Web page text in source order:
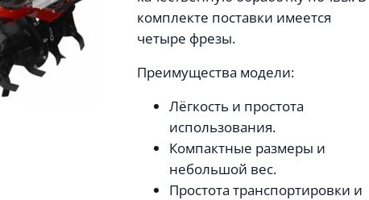
комплекте поставки имеется
четыре фрезы.
Преимущества модели:
Лёгкость и простота
использования.
Компактные размеры и
небольшой вес.
Простота транспортировки и